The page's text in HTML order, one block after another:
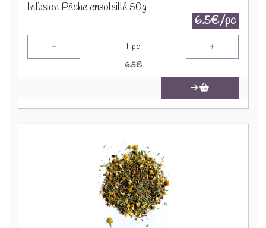
Infusion Pêche ensoleillé 50g
6.5€/pc
- 1 pc +
6.5€